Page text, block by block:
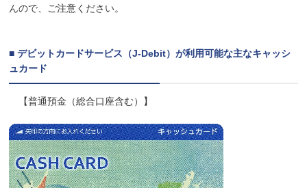
んので、ご注意ください。
■ デビットカードサービス（J-Debit）が利用可能な主なキャッシ
ュカード
【普通預金（総合口座含む）】